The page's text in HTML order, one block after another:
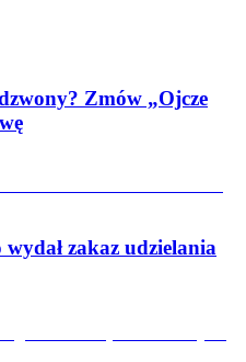
Zmów „Ojcze
zakaz udzielania